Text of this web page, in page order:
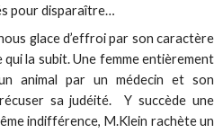
pour disparaître…
glace d’effroi par son caractère
la subit. Une femme entièrement
animal par un médecin et son
sa judéité. Y succède une
indifférence, M.Klein rachète un